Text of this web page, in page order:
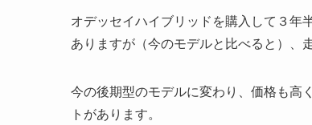
オデッセイハイブリッドを購入して３年
ありますが（今のモデルと比べると）、
今の後期型のモデルに変わり、価格も高
トがあります。